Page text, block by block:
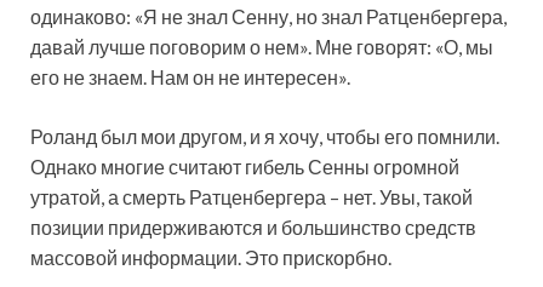
одинаково: «Я не знал Сенну, но знал Ратценбергера,
давай лучше поговорим о нем». Мне говорят: «О, мы
его не знаем. Нам он не интересен».
Роланд был мои другом, и я хочу, чтобы его помнили.
Однако многие считают гибель Сенны огромной
утратой, а смерть Ратценбергера – нет. Увы, такой
позиции придерживаются и большинство средств
массовой информации. Это прискорбно.